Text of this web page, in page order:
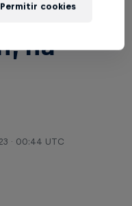
Cup
na
· 00:44 UTC
Permitir cookies